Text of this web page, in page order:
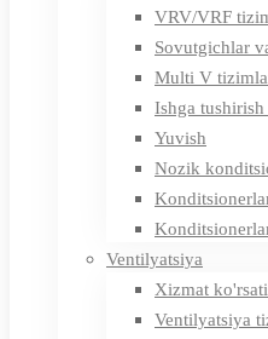
VRV/VRF
Sovutgichlar
Multi V
Ishga
Yuvish
Nozik
Ventilyatsiya
Xizmat
Ventilyatsiya